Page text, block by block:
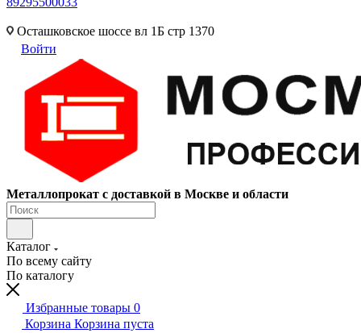
Осташковское шоссе вл 1Б стр 1370
Войти
Металлопрокат с доставкой в Москве и области
Каталог
По всему сайту
По каталогу
Избранные товары 0
Корзина Корзина пуста